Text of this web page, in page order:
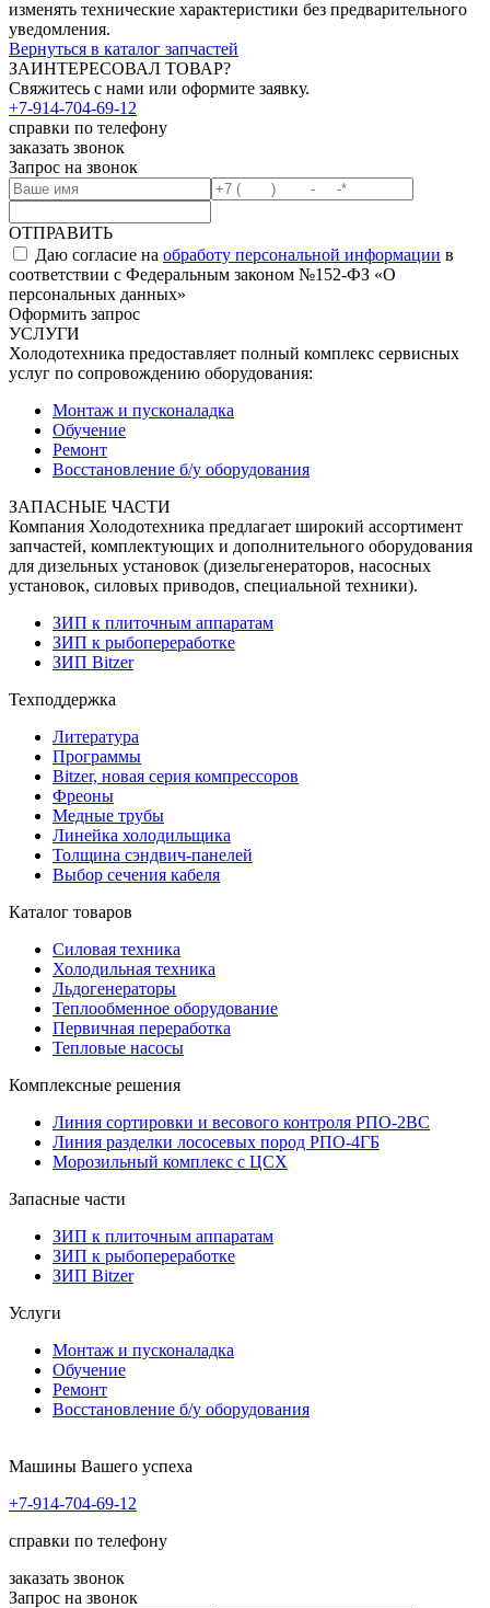
изменять технические характеристики без предварительного
уведомления.
Вернуться в каталог запчастей
ЗАИНТЕРЕСОВАЛ ТОВАР?
Свяжитесь с нами или оформите заявку.
+7-914-704-69-12
справки по телефону
заказать звонок
Запрос на звонок
ОТПРАВИТЬ
Даю согласие на обработу персональной информации в
соответствии с Федеральным законом №152-ФЗ «О
персональных данных»
Оформить запрос
УСЛУГИ
Холодотехника предоставляет полный комплекс сервисных
услуг по сопровождению оборудования:
Монтаж и пусконаладка
Обучение
Ремонт
Восстановление б/у оборудования
ЗАПАСНЫЕ ЧАСТИ
Компания Холодотехника предлагает широкий ассортимент
запчастей, комплектующих и дополнительного оборудования
для дизельных установок (дизельгенераторов, насосных
установок, силовых приводов, специальной техники).
ЗИП к плиточным аппаратам
ЗИП к рыбопереработке
ЗИП Bitzer
Техподдержка
Литература
Программы
Bitzer, новая серия компрессоров
Фреоны
Медные трубы
Линейка холодильщика
Толщина сэндвич-панелей
Выбор сечения кабеля
Каталог товаров
Силовая техника
Холодильная техника
Льдогенераторы
Теплообменное оборудование
Первичная переработка
Тепловые насосы
Комплексные решения
Линия сортировки и весового контроля РПО-2ВС
Линия разделки лососевых пород РПО-4ГБ
Морозильный комплекс с ЦСХ
Запасные части
ЗИП к плиточным аппаратам
ЗИП к рыбопереработке
ЗИП Bitzer
Услуги
Монтаж и пусконаладка
Обучение
Ремонт
Восстановление б/у оборудования
Машины Вашего успеха
+7-914-704-69-12
справки по телефону
заказать звонок
Запрос на звонок